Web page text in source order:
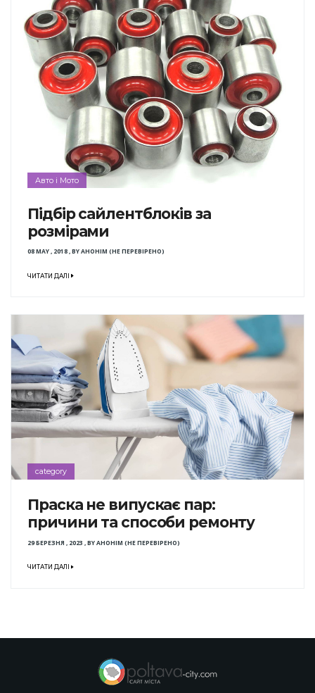
Авто і Мото
Підбір сайлентблоків за
розмірами
08 MAY , 2018,BYАНОНІМ (НЕ ПЕРЕВІРЕНО)
ЧИТАТИ ДАЛІ
category
Праска не випускає пар:
причини та способи ремонту
29 БЕРЕЗНЯ , 2023 ,BYАНОНІМ (НЕ ПЕРЕВІРЕНО)
ЧИТАТИ ДАЛІ